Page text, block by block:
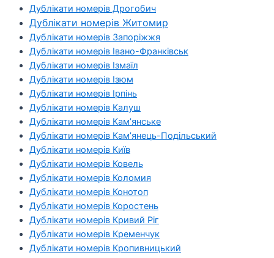
Дублікати номерів Дрогобич
Дублікати номерів Житомир
Дублікати номерів Запоріжжя
Дублікати номерів Івано-Франківськ
Дублікати номерів Ізмаїл
Дублікати номерів Ізюм
Дублікати номерів Ірпінь
Дублікати номерів Калуш
Дублікати номерів Кам’янське
Дублікати номерів Кам’янець-Подільський
Дублікати номерів Київ
Дублікати номерів Ковель
Дублікати номерів Коломия
Дублікати номерів Конотоп
Дублікати номерів Коростень
Дублікати номерів Кривий Ріг
Дублікати номерів Кременчук
Дублікати номерів Кропивницький